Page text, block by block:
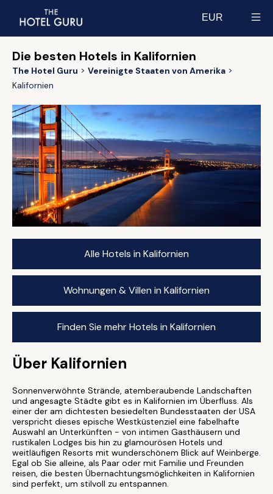
EUR
Die besten Hotels in Kalifornien
The Hotel Guru
Vereinigte Staaten von Amerika
Kalifornien
Alle Hotels in Kalifornien
Wohnungen & Villen in Kalifornien
Finden Sie mehr Hotels in Kalifornien
Über Kalifornien
Sonnenverwöhnte Strände, atemberaubende Landschaften
und angesagte Städte gibt es in Kalifornien im Überfluss. Als
einer der am dichtesten besiedelten Bundesstaaten der USA
verspricht dieses epische Westküstenziel eine fabelhafte
Auswahl an Unterkünften - von intimen Gasthäusern und
rustikalen Lodges bis hin zu glamourösen Hotels und
weitläufigen Resorts mit wunderschönem Blick auf Weinberge.
Egal ob Sie alleine, als Paar oder mit Familie und Freunden
reisen, die besten Übernachtungsmöglichkeiten in Kalifornien
sind perfekt, um stilvoll zu entspannen.